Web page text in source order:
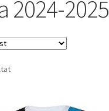
2024-2025